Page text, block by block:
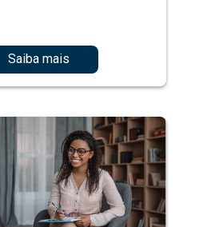
Saiba mais